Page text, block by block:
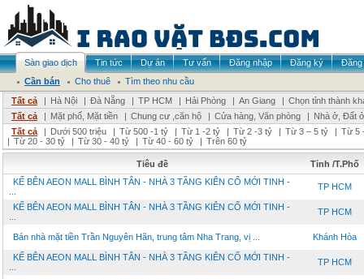
Sàn giao dịch Tin tức Dự án Tư vấn Đăng nhập Đăng ký
Đăng
Cần bán
Cho thuê
Tìm theo nhu cầu
Tất cả
| Hà Nội | Đà Nẵng | TP HCM | Hải Phòng | An Giang | Chọn tỉnh thành
Tất cả
| Mặt phố, Mặt tiền | Chung cư ,căn hộ | Cửa hàng, Văn phòng | Nhà ở, Đất ở
Tất cả
| Dưới 500 triệu | Từ 500 -1 tỷ | Từ 1 -2 tỷ | Từ 2 -3 tỷ | Từ 3 – 5 tỷ | Từ 5
| Từ 20 - 30 tỷ | Từ 30 - 40 tỷ | Từ 40 - 60 tỷ | Trên 60 tỷ
Tiêu đề
Tỉnh /T.Phố
KẾ BÊN AEON MALL BÌNH TÂN - NHÀ 3 TẦNG KIÊN CỐ MỚI TINH -
TP HCM
KẾ BÊN AEON MALL BÌNH TÂN - NHÀ 3 TẦNG KIÊN CỐ MỚI TINH -
TP HCM
Bán nhà mặt tiền Trần Nguyên Hãn, trung tâm Nha Trang, vị ... Khánh Hòa
KẾ BÊN AEON MALL BÌNH TÂN - NHÀ 3 TẦNG KIÊN CỐ MỚI TINH -
TP HCM